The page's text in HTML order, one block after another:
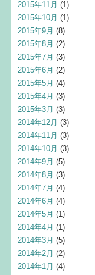
2015年11月 (1)
2015年10月 (1)
2015年9月 (8)
2015年8月 (2)
2015年7月 (3)
2015年6月 (2)
2015年5月 (4)
2015年4月 (3)
2015年3月 (3)
2014年12月 (3)
2014年11月 (3)
2014年10月 (3)
2014年9月 (5)
2014年8月 (3)
2014年7月 (4)
2014年6月 (4)
2014年5月 (1)
2014年4月 (1)
2014年3月 (5)
2014年2月 (2)
2014年1月 (4)